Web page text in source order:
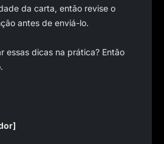
da carta, então revise o
antes de enviá-lo.
essas dicas na prática? Então